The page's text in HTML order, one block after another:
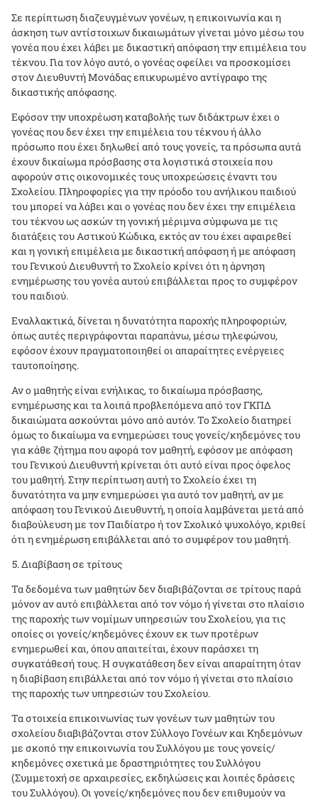
Σε περίπτωση διαζευγμένων γονέων, η επικοινωνία και η
άσκηση των αντίστοιχων δικαιωμάτων γίνεται μόνο μέσω του
γονέα που έχει λάβει με δικαστική απόφαση την επιμέλεια του
τέκνου. Για τον λόγο αυτό, ο γονέας οφείλει να προσκομίσει
στον Διευθυντή Μονάδας επικυρωμένο αντίγραφο της
δικαστικής απόφασης.
Εφόσον την υποχρέωση καταβολής των διδάκτρων έχει ο
γονέας που δεν έχει την επιμέλεια του τέκνου ή άλλο
πρόσωπο που έχει δηλωθεί από τους γονείς, τα πρόσωπα αυτά
έχουν δικαίωμα πρόσβασης στα λογιστικά στοιχεία που
αφορούν στις οικονομικές τους υποχρεώσεις έναντι του
Σχολείου. Πληροφορίες για την πρόοδο του ανήλικου παιδιού
του μπορεί να λάβει και ο γονέας που δεν έχει την επιμέλεια
του τέκνου ως ασκών τη γονική μέριμνα σύμφωνα με τις
διατάξεις του Αστικού Κώδικα, εκτός αν του έχει αφαιρεθεί
και η γονική επιμέλεια με δικαστική απόφαση ή με απόφαση
του Γενικού Διευθυντή το Σχολείο κρίνει ότι η άρνηση
ενημέρωσης του γονέα αυτού επιβάλλεται προς το συμφέρον
του παιδιού.
Εναλλακτικά, δίνεται η δυνατότητα παροχής πληροφοριών,
όπως αυτές περιγράφονται παραπάνω, μέσω τηλεφώνου,
εφόσον έχουν πραγματοποιηθεί οι απαραίτητες ενέργειες
ταυτοποίησης.
Αν ο μαθητής είναι ενήλικας, το δικαίωμα πρόσβασης,
ενημέρωσης και τα λοιπά προβλεπόμενα από τον ΓΚΠΔ
δικαιώματα ασκούνται μόνο από αυτόν. Το Σχολείο διατηρεί
όμως το δικαίωμα να ενημερώσει τους γονείς/κηδεμόνες του
για κάθε ζήτημα που αφορά τον μαθητή, εφόσον με απόφαση
του Γενικού Διευθυντή κρίνεται ότι αυτό είναι προς όφελος
του μαθητή. Στην περίπτωση αυτή το Σχολείο έχει τη
δυνατότητα να μην ενημερώσει για αυτό τον μαθητή, αν με
απόφαση του Γενικού Διευθυντή, η οποία λαμβάνεται μετά από
διαβούλευση με τον Παιδίατρο ή τον Σχολικό ψυχολόγο, κριθεί
ότι η ενημέρωση επιβάλλεται από το συμφέρον του μαθητή.
Διαβίβαση σε τρίτους
Τα δεδομένα των μαθητών δεν διαβιβάζονται σε τρίτους παρά
μόνον αν αυτό επιβάλλεται από τον νόμο ή γίνεται στο πλαίσιο
της παροχής των νομίμων υπηρεσιών του Σχολείου, για τις
οποίες οι γονείς/κηδεμόνες έχουν εκ των προτέρων
ενημερωθεί και, όπου απαιτείται, έχουν παράσχει τη
συγκατάθεσή τους. Η συγκατάθεση δεν είναι απαραίτητη όταν
η διαβίβαση επιβάλλεται από τον νόμο ή γίνεται στο πλαίσιο
της παροχής των υπηρεσιών του Σχολείου.
Τα στοιχεία επικοινωνίας των γονέων των μαθητών του
σχολείου διαβιβάζονται στον Σύλλογο Γονέων και Κηδεμόνων
με σκοπό την επικοινωνία του Συλλόγου με τους γονείς/
κηδεμόνες σχετικά με δραστηριότητες του Συλλόγου
(Συμμετοχή σε αρχαιρεσίες, εκδηλώσεις και λοιπές δράσεις
του Συλλόγου). Οι γονείς/κηδεμόνες που δεν επιθυμούν να